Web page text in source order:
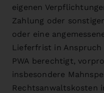
eigenen
Zahlung oder
oder eine
Lieferfrist in
PWA berechtigt,
insbesondere
Rechtsanwaltskosten